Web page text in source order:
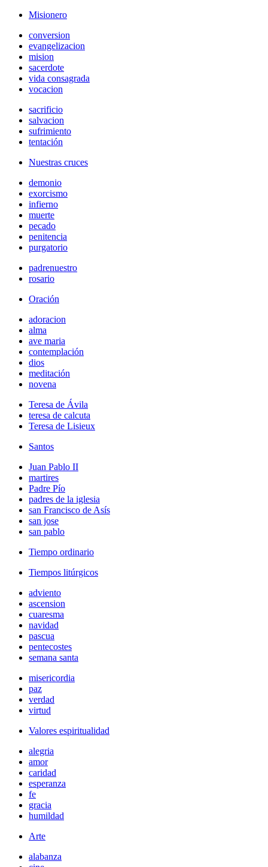
Misionero
conversion
evangelizacion
mision
sacerdote
vida consagrada
vocacion
sacrificio
salvacion
sufrimiento
tentación
Nuestras cruces
demonio
exorcismo
infierno
muerte
pecado
penitencia
purgatorio
padrenuestro
rosario
Oración
adoracion
alma
ave maria
contemplación
dios
meditación
novena
Teresa de Ávila
teresa de calcuta
Teresa de Lisieux
Santos
Juan Pablo II
martires
Padre Pío
padres de la iglesia
san Francisco de Asís
san jose
san pablo
Tiempo ordinario
Tiempos litúrgicos
adviento
ascension
cuaresma
navidad
pascua
pentecostes
semana santa
misericordia
paz
verdad
virtud
Valores espiritualidad
alegria
amor
caridad
esperanza
fe
gracia
humildad
Arte
alabanza